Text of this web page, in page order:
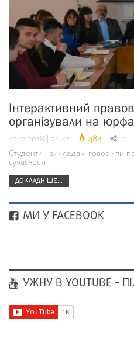
Інтерактивний
організували на
10.12.2018 | 21:42 484 0
Студенти і викладачі говорили
сучасності
ДОКЛАДНІШЕ...
МИ У FACEBOOK
УЖНУ В YOUTUBE –